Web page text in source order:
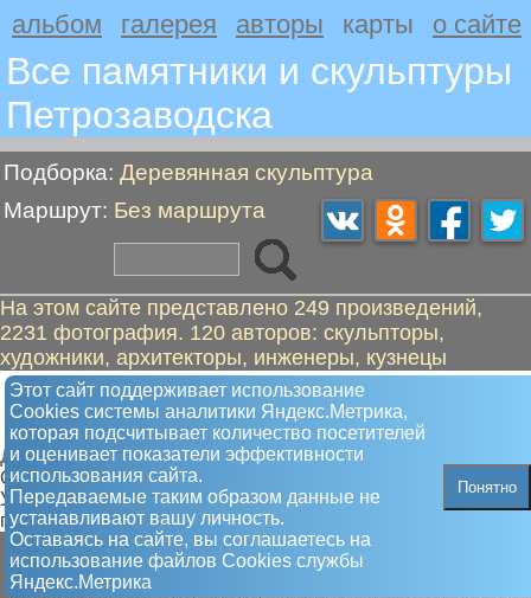
альбом галерея авторы карты о сайте
Все памятники и скульптуры
Петрозаводскa
Подборка: Деревянная скульптура
Маршрут: Без маршрута
На этом сайте представлено 249 произведений,
2231 фотография. 120 авторов: скульпторы,
художники, архитекторы, инженеры, кузнецы
Этот сайт поддерживает использование
Сookies системы аналитики Яндекс.Метрика,
которая подсчитывает количество посетителей
и оценивает показатели эффективности
использования сайта.
Передаваемые таким образом данные не
устанавливают вашу личность.
Оставаясь на сайте, вы соглашаетесь на
использование файлов Сookies службы
Яндекс.Метрика
Понятно
Карта расположения памятников и
скульптур в Петрозаводске
Деревянная скульптура
Самая полная карта памятников и скульптур.
Увлекательные туристкие маршруты от памятника к
памятнику